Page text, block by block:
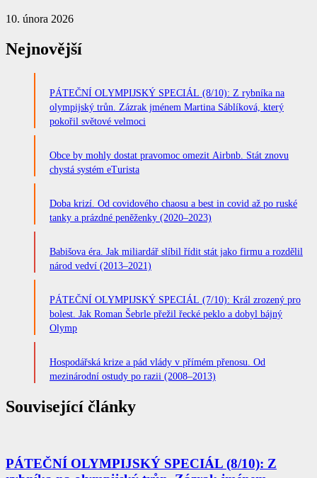
10. února 2026
Nejnovější
PÁTEČNÍ OLYMPIJSKÝ SPECIÁL (8/10): Z rybníka na
olympijský trůn. Zázrak jménem Martina Sáblíková, který
pokořil světové velmoci
Obce by mohly dostat pravomoc omezit Airbnb. Stát znovu
chystá systém eTurista
Doba krizí. Od covidového chaosu a best in covid až po ruské
tanky a prázdné peněženky (2020–2023)
Babišova éra. Jak miliardář slíbil řídit stát jako firmu a rozdělil
národ vedví (2013–2021)
PÁTEČNÍ OLYMPIJSKÝ SPECIÁL (7/10): Král zrozený pro
bolest. Jak Roman Šebrle přežil řecké peklo a dobyl bájný
Olymp
Hospodářská krize a pád vlády v přímém přenosu. Od
mezinárodní ostudy po razii (2008–2013)
Související články
PÁTEČNÍ OLYMPIJSKÝ SPECIÁL (8/10): Z